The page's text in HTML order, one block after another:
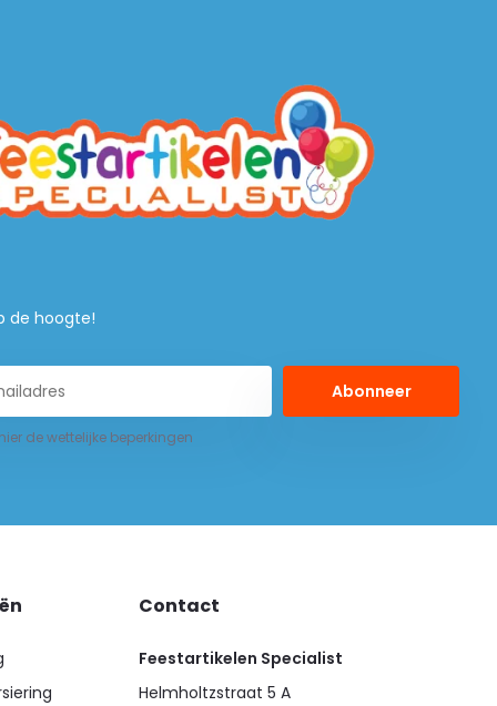
de hoogte!
Abonneer
de wettelijke beperkingen
Contact
Feestartikelen Specialist
Helmholtzstraat 5 A